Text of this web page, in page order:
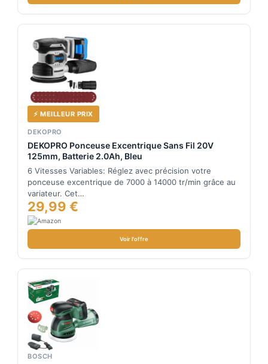
⚡ MEILLEUR PRIX
DEKOPRO
DEKOPRO Ponceuse Excentrique Sans Fil 20V
125mm, Batterie 2.0Ah, Bleu
6 Vitesses Variables: Réglez avec précision votre
ponceuse excentrique de 7000 à 14000 tr/min grâce au
variateur. Cet…
29,99 €
Voir l'offre
BOSCH